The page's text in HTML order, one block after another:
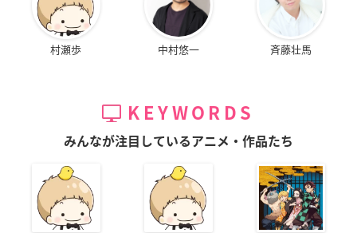
村瀬歩 中村悠一 斉藤壮馬
KEYWORDS
みんなが注目しているアニメ・作品たち